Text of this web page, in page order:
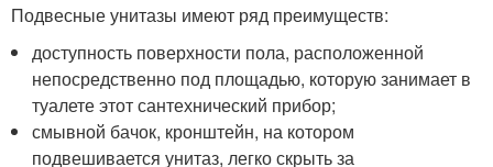
Подвесные унитазы имеют ряд преимуществ:
доступность поверхности пола, расположенной
непосредственно под площадью, которую занимает в
туалете этот сантехнический прибор;
смывной бачок, кронштейн, на котором
подвешивается унитаз, легко скрыть за